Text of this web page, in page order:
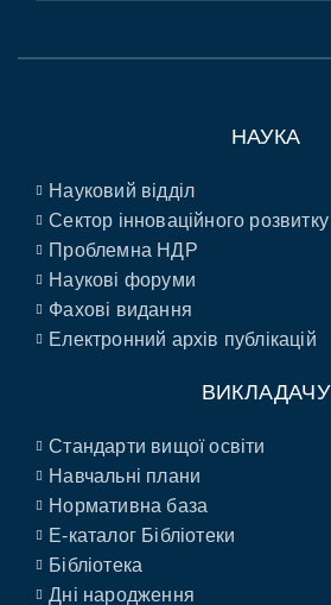
НАУКА
Науковий відділ
Сектор інноваційного розвитку
Проблемна НДР
Наукові форуми
Фахові видання
Електронний архів публікацій
ВИКЛАДАЧУ
Стандарти вищої освіти
Навчальні плани
Нормативна база
E-каталог Бібліотеки
Бібліотека
Дні народження